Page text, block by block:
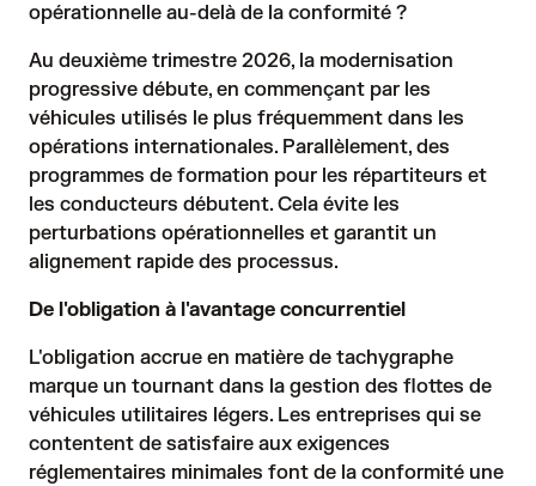
opérationnelle au-delà de la conformité ?
Au deuxième trimestre 2026, la modernisation
progressive débute, en commençant par les
véhicules utilisés le plus fréquemment dans les
opérations internationales. Parallèlement, des
programmes de formation pour les répartiteurs et
les conducteurs débutent. Cela évite les
perturbations opérationnelles et garantit un
alignement rapide des processus.
De l'obligation à l'avantage concurrentiel
L'obligation accrue en matière de tachygraphe
marque un tournant dans la gestion des flottes de
véhicules utilitaires légers. Les entreprises qui se
contentent de satisfaire aux exigences
réglementaires minimales font de la conformité une